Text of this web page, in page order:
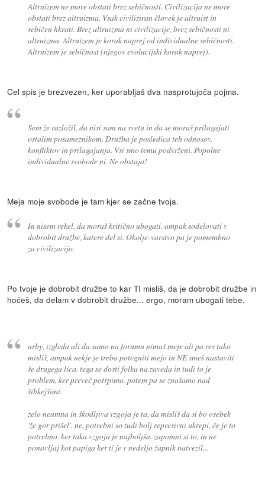
Altruizem ne more obstati brez sebičnosti. Civilizacija ne more
obstati brez altruizma. Vsak civiliziran človek je altruist in
sebičen hkrati. Brez altruizma ni civilizacije, brez sebičnosti ni
altruizma. Altruizem je korak naprej od individualne sebičnosti.
Altruizem je sebičnost (njegov evolucijski korak naprej).
Cel spis je brezvezen, ker uporabljaš dva nasprotujoča pojma.
Sem že razložil, da nisi sam na svetu in da se moraš prilagajati
ostalim posameznikom. Družba je posledica teh odnosov,
konfliktov in prilagajanja. Vsi smo temu podvrženi. Popolne
individualne svobode ni. Ne obstaja!
Meja moje svobode je tam kjer se začne tvoja.
In nisem rekel, da moraš kritično ubogati, ampak sodelovati v
dobrobit družbe, katere del si. Okolje-varstvo pa je pomembno
za civilizacijo.
Po tvoje je dobrobit družbe to kar TI misliš, da je dobrobit družbe in
hočeš, da delam v dobrobit družbe... ergo, moram ubogati tebe.
urby, izgleda ali da samo na forumu nimaš meje ali pa res tako
misliš, ampak nekje je treba potegniti mejo in NE smeš nastaviti
še drugega lica. tega se dosti folka na zaveda in tudi to je
problem, ker preveč potrpimo. potem pa se znašamo nad
šibkejšimi.
zelo neumna in škodljiva vzgoja je ta, da misliš da si bo osebek
'že gor prišel'. ne, potrebni so tudi bolj represivni ukrepi, če je to
potrebno. ker taka vzgoja je najboljša. zapomni si to, in ne
ponavljaj kot papiga ker ti je v nedeljo župnik natvezil...